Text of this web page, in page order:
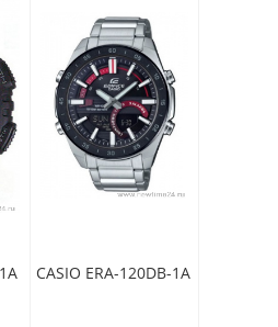
CASIO ERA-120DB-1A